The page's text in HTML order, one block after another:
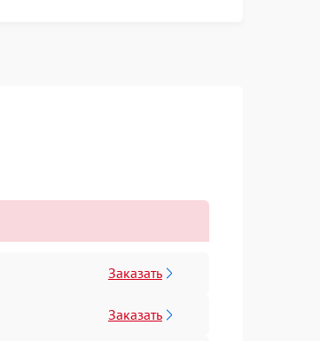
Заказать
Заказать